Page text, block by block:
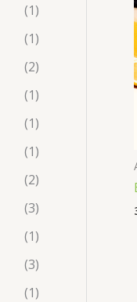
(1)
(1)
(2)
(1)
(1)
(1)
(2)
(3)
(1)
(3)
(1)